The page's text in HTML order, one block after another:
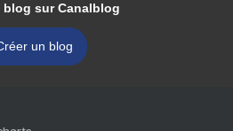
blog sur Canalblog
un blog